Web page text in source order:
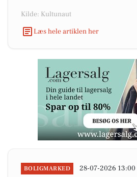
Kilde: Kultunaut
Læs hele artiklen her
BOLIGMARKED 28-07-2026 13:00